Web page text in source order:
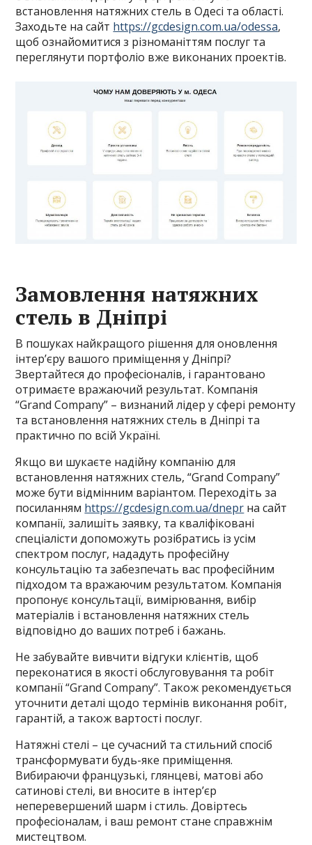
встановлення натяжних стель в Одесі та області.
Заходьте на сайт https://gcdesign.com.ua/odessa,
щоб ознайомитися з різноманіттям послуг та
переглянути портфоліо вже виконаних проектів.
Замовлення натяжних
стель в Дніпрі
В пошуках найкращого рішення для оновлення
інтер’єру вашого приміщення у Дніпрі?
Звертайтеся до професіоналів, і гарантовано
отримаєте вражаючий результат. Компанія
“Grand Company” – визнаний лідер у сфері ремонту
та встановлення натяжних стель в Дніпрі та
практично по всій Україні.
Якщо ви шукаєте надійну компанію для
встановлення натяжних стель, “Grand Company”
може бути відмінним варіантом. Переходіть за
посиланням https://gcdesign.com.ua/dnepr на сайт
компанії, залишіть заявку, та кваліфіковані
спеціалісти допоможуть розібратись із усім
спектром послуг, нададуть професійну
консультацію та забезпечать вас професійним
підходом та вражаючим результатом. Компанія
пропонує консультації, вимірювання, вибір
матеріалів і встановлення натяжних стель
відповідно до ваших потреб і бажань.
Не забувайте вивчити відгуки клієнтів, щоб
переконатися в якості обслуговування та робіт
компанії “Grand Company”. Також рекомендується
уточнити деталі щодо термінів виконання робіт,
гарантій, а також вартості послуг.
Натяжні стелі – це сучасний та стильний спосіб
трансформувати будь-яке приміщення.
Вибираючи французькі, глянцеві, матові або
сатинові стелі, ви вносите в інтер’єр
неперевершений шарм і стиль. Довіртесь
професіоналам, і ваш ремонт стане справжнім
мистецтвом.